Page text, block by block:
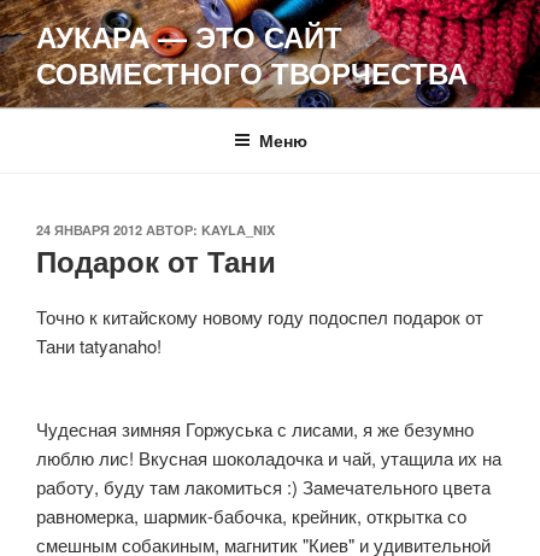
Перейти
к
содержимому
АУКАРА — ЭТО САЙТ
СОВМЕСТНОГО ТВОРЧЕСТВА
Меню
ОПУБЛИКОВАНО
24 ЯНВАРЯ 2012 АВТОР: KAYLA_NIX
Подарок от Тани
Точно к китайскому новому году подоспел подарок от
Тани tatyanaho!
Чудесная зимняя Горжуська с лисами, я же безумно
люблю лис! Вкусная шоколадочка и чай, утащила их на
работу, буду там лакомиться :) Замечательного цвета
равномерка, шармик-бабочка, крейник, открытка со
смешным собакиным, магнитик "Киев" и удивительной